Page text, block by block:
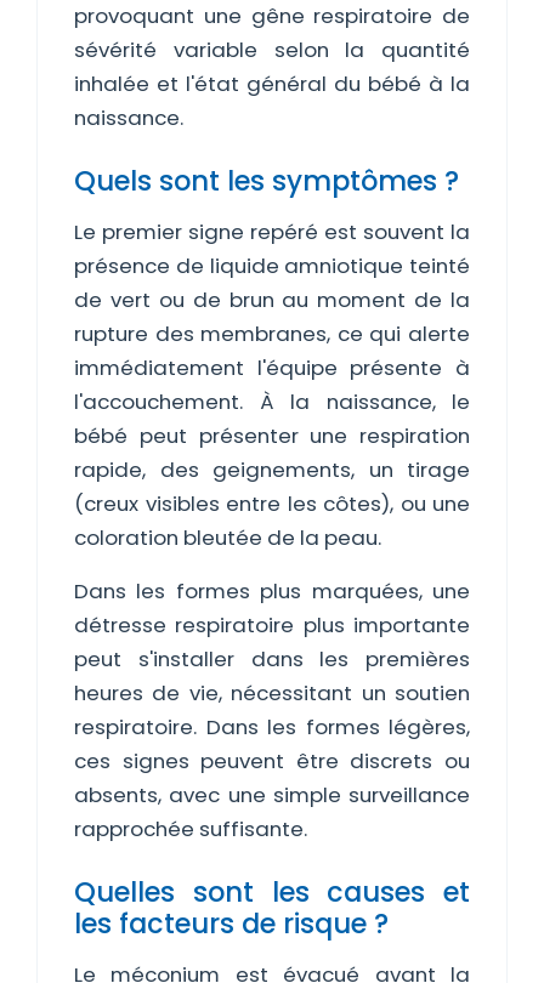
provoquant une gêne respiratoire de
sévérité variable selon la quantité
inhalée et l'état général du bébé à la
naissance.
Quels sont les symptômes ?
Le premier signe repéré est souvent la
présence de liquide amniotique teinté
de vert ou de brun au moment de la
rupture des membranes, ce qui alerte
immédiatement l'équipe présente à
l'accouchement. À la naissance, le
bébé peut présenter une respiration
rapide, des geignements, un tirage
(creux visibles entre les côtes), ou une
coloration bleutée de la peau.
Dans les formes plus marquées, une
détresse respiratoire plus importante
peut s'installer dans les premières
heures de vie, nécessitant un soutien
respiratoire. Dans les formes légères,
ces signes peuvent être discrets ou
absents, avec une simple surveillance
rapprochée suffisante.
Quelles sont les causes et
les facteurs de risque ?
Le méconium est évacué avant la